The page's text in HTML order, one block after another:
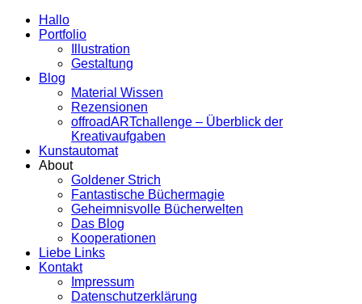
Hallo
Portfolio
Illustration
Gestaltung
Blog
Material Wissen
Rezensionen
offroadARTchallenge – Überblick der
Kreativaufgaben
Kunstautomat
About
Goldener Strich
Fantastische Büchermagie
Geheimnisvolle Bücherwelten
Das Blog
Kooperationen
Liebe Links
Kontakt
Impressum
Datenschutzerklärung